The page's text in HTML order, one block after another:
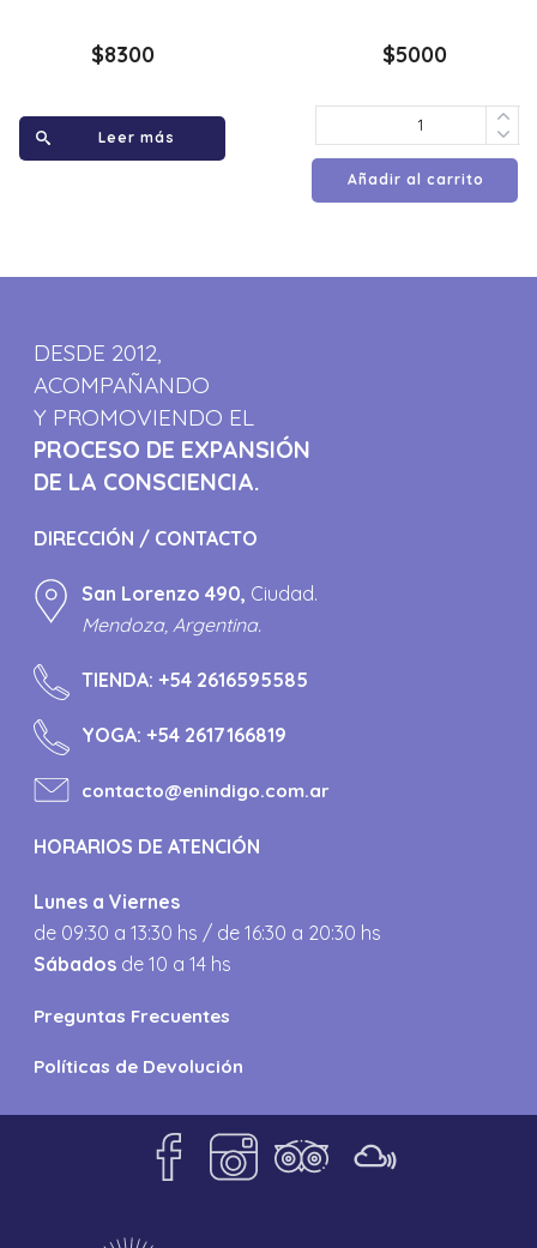
$8300
Leer más
$5000
Añadir al carrito
DESDE 2012,
ACOMPAÑANDO
Y PROMOVIENDO EL
PROCESO DE EXPANSIÓN
DE LA CONSCIENCIA.
DIRECCIÓN / CONTACTO
San Lorenzo 490, Ciudad.
Mendoza, Argentina.
TIENDA:+54 2616595585
YOGA:+54 2617166819
contacto@enindigo.com.ar
HORARIOS DE ATENCIÓN
Lunes a Viernes
de 09:30 a 13:30 hs / de 16:30 a 20:30 hs
Sábados de 10 a 14 hs
Preguntas Frecuentes
Políticas de Devolución